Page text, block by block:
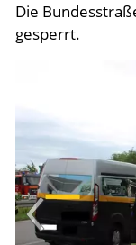
Die
gesperrt.